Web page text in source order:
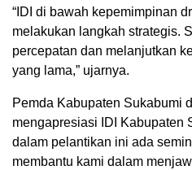
“IDI di bawah kepemimpinan
melakukan langkah strategis.
percepatan dan melanjutkan
yang lama,” ujarnya.
Pemda Kabupaten Sukabumi
mengapresiasi IDI Kabupaten
dalam pelantikan ini ada
membantu kami dalam